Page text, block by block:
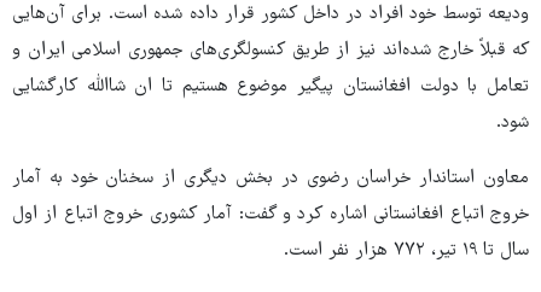
ودیعه توسط خود افراد در داخل کشور قرار داده شده است. برای آن‌هایی
که قبلاً خارج شده‌اند نیز از طریق کنسولگری‌های جمهوری اسلامی ایران و
تعامل با دولت افغانستان پیگیر موضوع هستیم تا ان شاالله کارگشایی
شود.
معاون استاندار خراسان رضوی در بخش دیگری از سخنان خود به آمار
خروج اتباع افغانستانی اشاره کرد و گفت: آمار کشوری خروج اتباع از اول
سال تا ۱۹ تیر، ۷۷۲ هزار نفر است.